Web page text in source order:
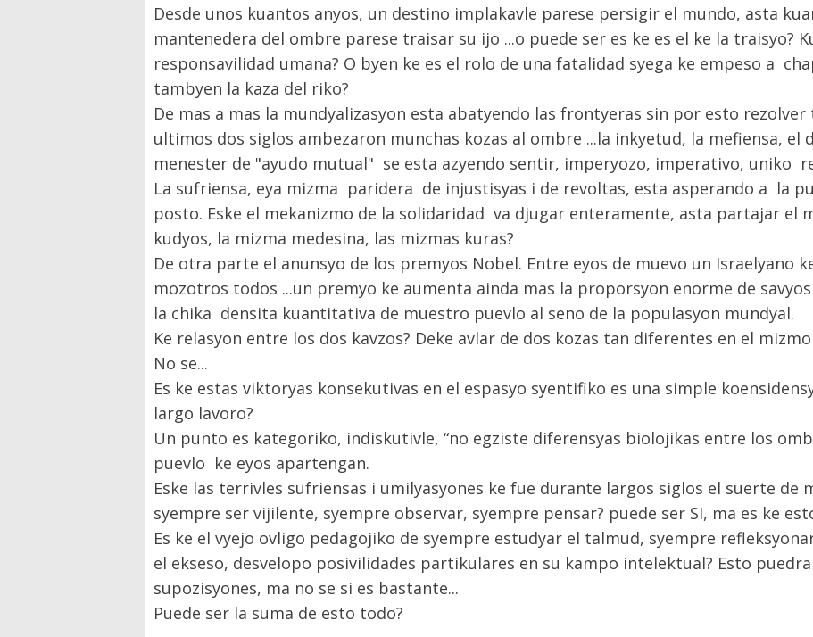
Desde unos kuantos anyos, un destino implakavle parese persigir el mundo, asta
mantenedera del ombre parese traisar su ijo ...o puede ser es ke es el ke la traisyo?
responsavilidad umana? O byen ke es el rolo de una fatalidad syega ke empeso a
tambyen la kaza del riko?
De mas a mas la mundyalizasyon esta abatyendo las frontyeras sin por esto
ultimos dos siglos ambezaron munchas kozas al ombre ...la inkyetud, la mefiensa, el
menester de "ayudo mutual" se esta azyendo sentir, imperyozo, imperativo, uniko
La sufriensa, eya mizma paridera de injustisyas i de revoltas, esta asperando a la
posto. Eske el mekanizmo de la solidaridad va djugar enteramente, asta partajar el
kudyos, la mizma medesina, las mizmas kuras?
De otra parte el anunsyo de los premyos Nobel. Entre eyos de muevo un Israelyano
mozotros todos ...un premyo ke aumenta ainda mas la proporsyon enorme de
la chika densita kuantitativa de muestro puevlo al seno de la populasyon mundyal.
Ke relasyon entre los dos kavzos? Deke avlar de dos kozas tan diferentes en el
No se...
Es ke estas viktoryas konsekutivas en el espasyo syentifiko es una simple
largo lavoro?
Un punto es kategoriko, indiskutivle, “no egziste diferensyas biolojikas entre los
puevlo ke eyos apartengan.
Eske las terrivles sufriensas i umilyasyones ke fue durante largos siglos el suerte de
syempre ser vijilente, syempre observar, syempre pensar? puede ser SI, ma es ke
Es ke el vyejo ovligo pedagojiko de syempre estudyar el talmud, syempre
el ekseso, desvelopo posivilidades partikulares en su kampo intelektual? Esto
supozisyones, ma no se si es bastante...
Puede ser la suma de esto todo?